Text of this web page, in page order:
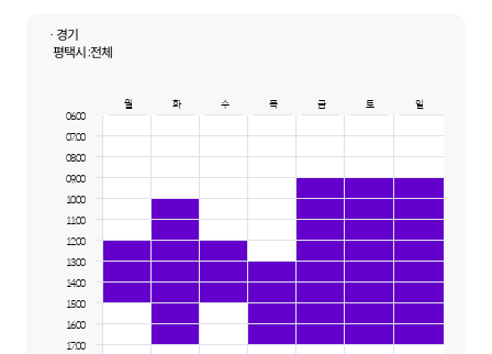
· 경기
평택시 :전체
월 화 수 목 금 토
일
06:00
07:00
08:00
09:00
10:00
11:00
12:00
13:00
14:00
15:00
16:00
17:00